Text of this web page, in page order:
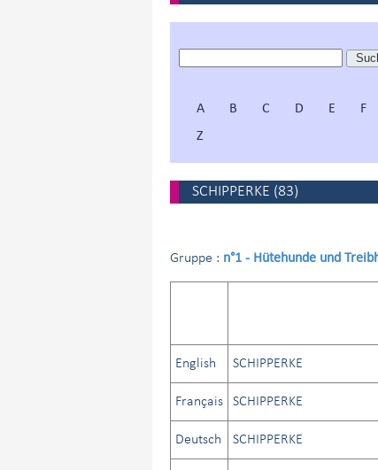
A B C D E F
Z
SCHIPPERKE (83)
Gruppe : n°1 - Hütehunde und
English SCHIPPERKE
Français SCHIPPERKE
Deutsch SCHIPPERKE